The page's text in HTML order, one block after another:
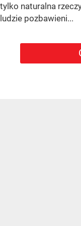
tylko naturalna
ludzie pozbawieni...